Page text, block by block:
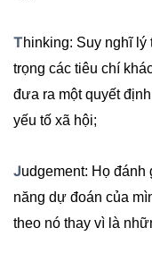
Thinking: Suy nghĩ
trọng các tiêu chí
đưa ra một quyết
yếu tố xã hội;
Judgement: Họ đánh
năng dự đoán của
theo nó thay vì là